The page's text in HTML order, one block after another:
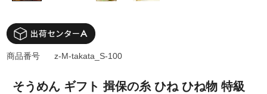
そうめん ギフト 揖保の糸 ひね ひね物 特級
商品番号 z-M-takata_S-100